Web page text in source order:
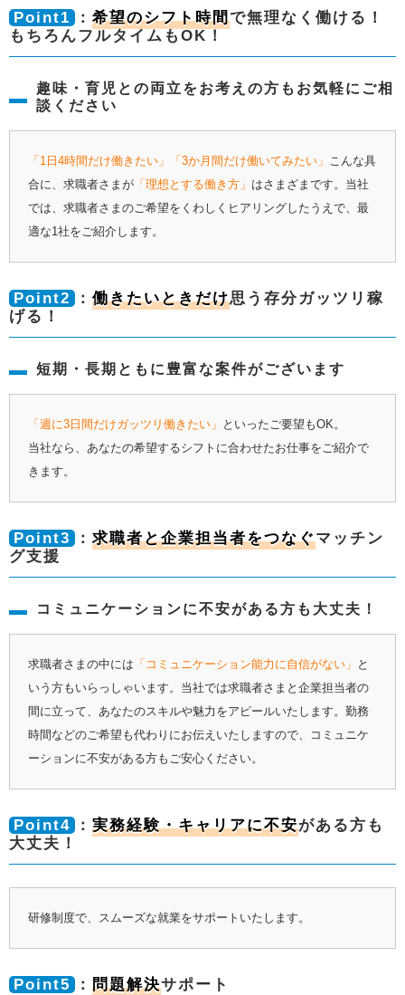
Point1 ： 希望のシフト時間で無理なく働ける！
もちろんフルタイムもOK！
趣味・育児との両立をお考えの方もお気軽にご相
談ください
「1日4時間だけ働きたい」「3か月間だけ働いてみたい」 こんな具
合に、求職者さまが 「理想とする働き方」 はさまざまです。当社
では、求職者さまのご希望をくわしくヒアリングしたうえで、最
適な1社をご紹介します。
Point2 ： 働きたいときだけ思う存分ガッツリ稼
げる！
短期・長期ともに豊富な案件がございます
「週に3日間だけガッツリ働きたい」 といったご要望もOK。
当社なら、あなたの希望するシフトに合わせたお仕事をご紹介で
きます。
Point3 ： 求職者と企業担当者をつなぐマッチン
グ支援
コミュニケーションに不安がある方も大丈夫！
求職者さまの中には 「コミュニケーション能力に自信がない」 と
いう方もいらっしゃいます。当社では求職者さまと企業担当者の
間に立って、あなたのスキルや魅力をアピールいたします。勤務
時間などのご希望も代わりにお伝えいたしますので、コミュニケ
ーションに不安がある方もご安心ください。
Point4 ： 実務経験・キャリアに不安がある方も
大丈夫！
研修制度で、スムーズな就業をサポートいたします。
Point5 ： 問題解決サポート